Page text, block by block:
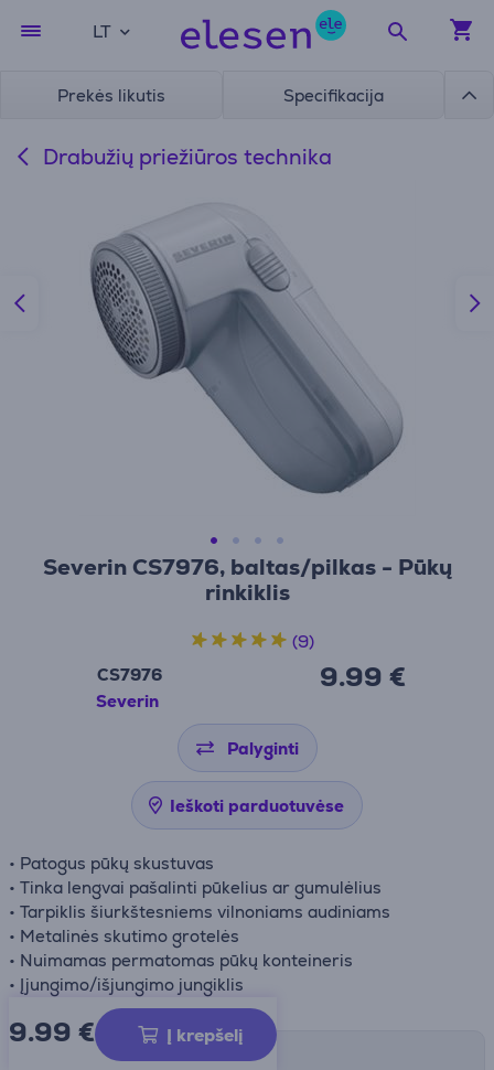
LT
Prekės likutis Specifikacija
Drabužių priežiūros technika
Severin CS7976, baltas/pilkas - Pūkų
rinkiklis
CS7976
Severin
9.99 €
(9)
Palyginti
Ieškoti parduotuvėse
• Patogus pūkų skustuvas
• Tinka lengvai pašalinti pūkelius ar gumulėlius
• Tarpiklis šiurkštesniems vilnoniams audiniams
• Metalinės skutimo grotelės
• Nuimamas permatomas pūkų konteineris
• Įjungimo/išjungimo jungiklis
9.99 € Į krepšelį
Pristatymo būdai